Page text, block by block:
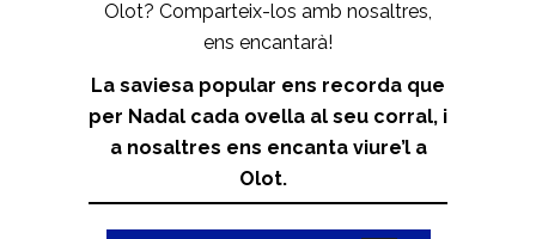
Olot? Comparteix-los amb nosaltres,
ens encantarà!
La saviesa popular ens recorda que
per Nadal cada ovella al seu corral, i
a nosaltres ens encanta viure’l a
Olot.